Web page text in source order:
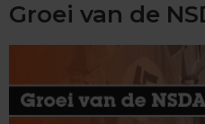
c
o
m
Groei van de